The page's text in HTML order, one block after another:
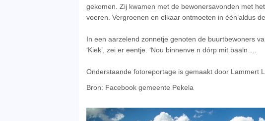
gekomen. Zij kwamen met de bewonersavonden met
voeren. Vergroenen en elkaar ontmoeten in één’aldus
In een aarzelend zonnetje genoten de buurtbewoners
‘Kiek’, zei er eentje. ‘Nou binnenve n dórp mit baaln….
Onderstaande fotoreportage is gemaakt door Lammert
Bron: Facebook gemeente Pekela